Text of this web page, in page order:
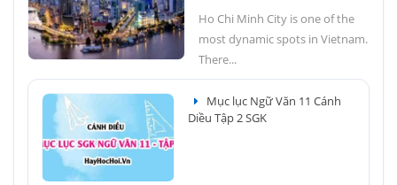
Ho Chi Minh City is one of the
most dynamic spots in Vietnam.
There...
Mục lục Ngữ Văn 11 Cánh
Diều Tập 2 SGK